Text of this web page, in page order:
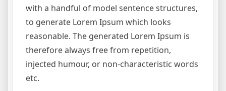
with a handful of model sentence structures,
to generate Lorem Ipsum which looks
reasonable. The generated Lorem Ipsum is
therefore always free from repetition,
injected humour, or non-characteristic words
etc.